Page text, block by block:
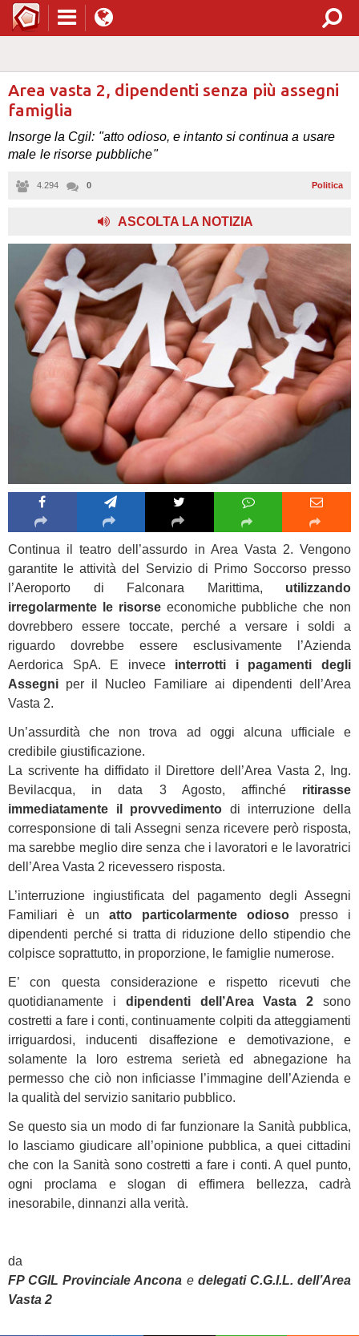
Area vasta 2, dipendenti senza più assegni
famiglia
Insorge la Cgil: "atto odioso, e intanto si continua a usare
male le risorse pubbliche"
4.294 0 Politica
ASCOLTA LA NOTIZIA
Continua il teatro dell’assurdo in Area Vasta 2. Vengono
garantite le attività del Servizio di Primo Soccorso presso
l’Aeroporto di Falconara Marittima, utilizzando
irregolarmente le risorseeconomiche pubbliche che non
dovrebbero essere toccate, perché a versare i soldi a
riguardo dovrebbe essere esclusivamente l’Azienda
Aerdorica SpA. E invece interrotti i pagamenti degli
Assegni per il Nucleo Familiare ai dipendenti dell’Area
Vasta 2.
Un’assurdità che non trova ad oggi alcuna ufficiale e
credibile giustificazione.
La scrivente ha diffidato il Direttore dell’Area Vasta 2, Ing.
Bevilacqua, in data 3 Agosto, affinché ritirasse
immediatamente il provvedimento di interruzione della
corresponsione di tali Assegni senza ricevere però risposta,
ma sarebbe meglio dire senza che i lavoratori e le lavoratrici
dell’Area Vasta 2 ricevessero risposta.
L’interruzione ingiustificata del pagamento degli Assegni
Familiari è un atto particolarmente odioso presso i
dipendenti perché si tratta di riduzione dello stipendio che
colpisce soprattutto, in proporzione, le famiglie numerose.
E’ con questa considerazione e rispetto ricevuti che
quotidianamente i dipendenti dell’Area Vasta 2 sono
costretti a fare i conti, continuamente colpiti da atteggiamenti
irriguardosi, inducenti disaffezione e demotivazione, e
solamente la loro estrema serietà ed abnegazione ha
permesso che ciò non inficiasse l’immagine dell’Azienda e
la qualità del servizio sanitario pubblico.
Se questo sia un modo di far funzionare la Sanità pubblica,
lo lasciamo giudicare all’opinione pubblica, a quei cittadini
che con la Sanità sono costretti a fare i conti. A quel punto,
ogni proclama e slogan di effimera bellezza, cadrà
inesorabile, dinnanzi alla verità.
da
FP CGIL Provinciale Ancona e delegati C.G.I.L. dell’Area
Vasta 2